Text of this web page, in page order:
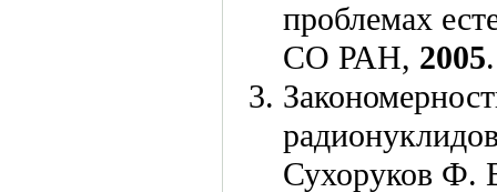
проблемах
СО РАН, 2005
Сухоруков Ф.